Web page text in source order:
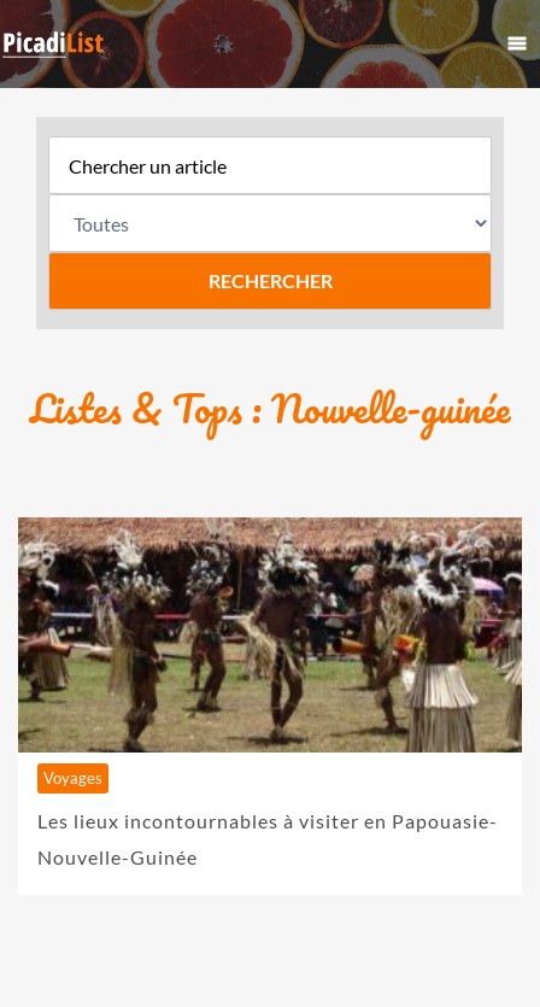
Listes & Tops : Nouvelle-guinée
Voyages
Les lieux incontournables à visiter en Papouasie-
Nouvelle-Guinée